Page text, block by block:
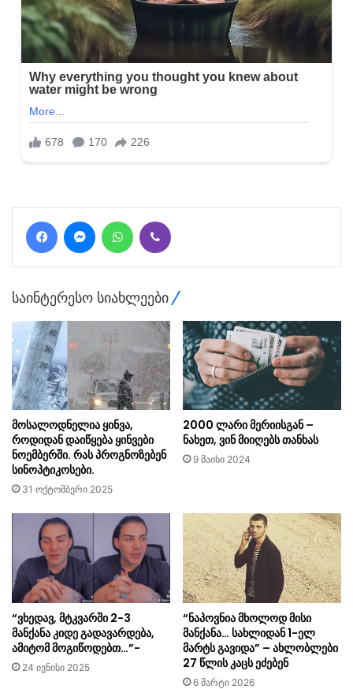
FacebookMessengerWhatsApp
საინტერესო სიახლეები
მოსალოდნელია ყინვა,
როდიდან დაიწყება ყინვები
ნოემბერში. რას პროგნოზებენ
სინოპტიკოსები.
31 ოქტომბერი 2025
2000 ლარი მერიისგან –
ნახეთ, ვინ მიიღებს თანხას
9 მაისი 2024
“ვხედავ, მტკვარში 2-3
მანქანა კიდე გადავარდება,
ამიტომ მოგიწოდებთ…”-
24 ივნისი 2025
“ნაპოვნია მხოლოდ მისი
მანქანა… სახ­ლი­დან 1-ელ
მარტს გა­ვი­და” – ახლობლები
27 წლის კაცს ეძებენ
6 მარტი 2026